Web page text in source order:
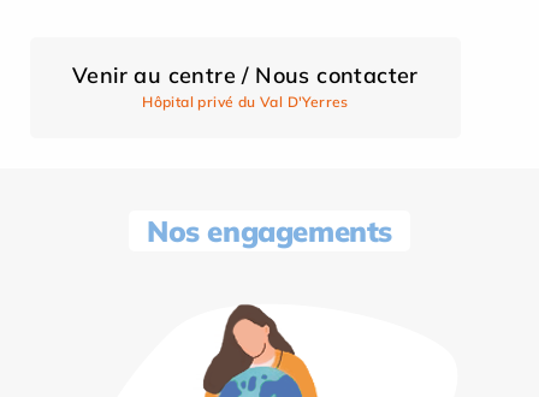
Venir au centre / Nous contacter
Hôpital privé du Val D'Yerres
Nos engagements